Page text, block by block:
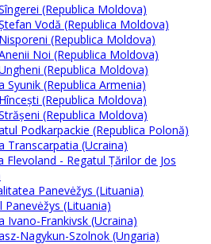
(Republica Moldova)
Vodă (Republica Moldova)
(Republica Moldova)
Noi (Republica Moldova)
(Republica Moldova)
Syunik (Republica Armenia)
(Republica Moldova)
(Republica Moldova)
Podkarpackie (Republica Polonă)
Transcarpatia (Ucraina)
Flevoland - Regatul Ţărilor de Jos
Panevėžys (Lituania)
Panevėžys (Lituania)
Ivano-Frankivsk (Ucraina)
Nagykun-Szolnok (Ungaria)